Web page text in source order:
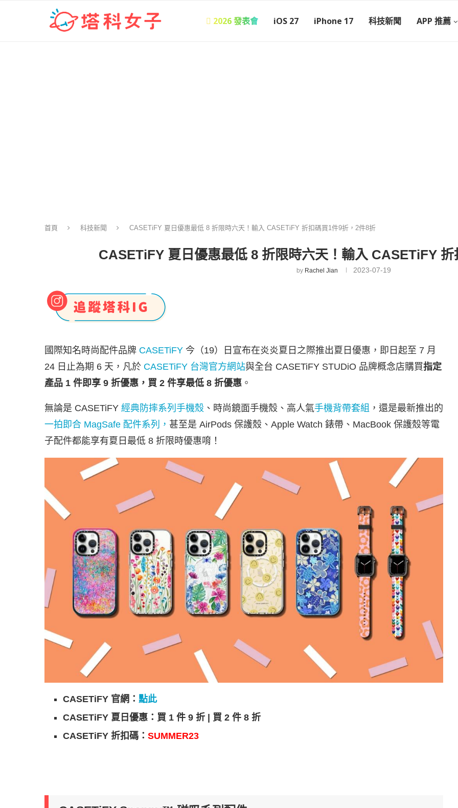
 2026 發表會 iOS 27 iPhone 17 科技新聞 APP 推薦
首頁 科技新聞 CASETiFY 夏日優惠最低 8 折限時六天！輸入 CASETiFY 折扣碼買1件9折，2件8折
CASETiFY 夏日優惠最低 8 折限時六天！輸入 CASETiFY
by Rachel Jian 2023-07-19
國際知名時尚配件品牌 CASETiFY 今（19）日宣布在炎炎夏日之際推出夏日優惠，即日起至 7 月
24 日止為期 6 天，凡於 CASETiFY 台灣官方網站與全台 CASETiFY STUDiO 品牌概念店購買指定
產品 1 件即享 9 折優惠，買 2 件享最低 8 折優惠 。
無論是 CASETiFY 經典防摔系列手機殼 、時尚鏡面手機殼、高人氣手機背帶套組 ，還是最新推出的
一拍即合 MagSafe 配件系列， 甚至是 AirPods 保護殼、Apple Watch 錶帶、MacBook 保護殼等電
子配件都能享有夏日最低 8 折限時優惠唷！
CASETiFY 官網： 點此
CASETiFY 夏日優惠：買 1 件 9 折 | 買 2 件 8 折
CASETiFY 折扣碼： SUMMER23